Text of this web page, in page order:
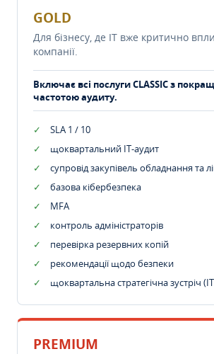
GOLD
Для бізнесу, де IT вже критично
компанії.
Включає всі послуги CLASSIC з
частотою аудиту.
SLA 1 / 10
щоквартальний IT-аудит
супровід закупівель обладнання та
базова кібербезпека
MFA
контроль адміністраторів
перевірка резервних копій
рекомендації щодо безпеки
щоквартальна стратегічна зустріч
PREMIUM